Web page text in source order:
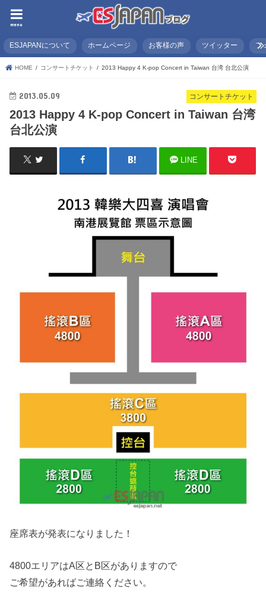
menu
ESJAPANについて ホームページ お客様の声 ツイッター フ
HOME コンサートチケット 2013 Happy 4 K-pop Concert in Taiwan 台湾 台北公演
コンサートチケット
2013.05.09
2013 Happy 4 K-pop Concert in Taiwan 台湾
台北公演
LINE
座席表が発表になりました！
4800エリアはA区とB区がありますので
ご希望があればご連絡ください。